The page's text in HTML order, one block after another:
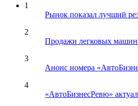
1
Рынок показал лучший
2
Продажи легковых
3
Анонс номера
4
«АвтоБизнесРевю»